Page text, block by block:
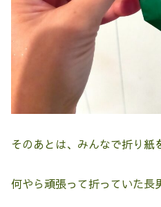
そのあとは、みんなで折り紙
何やら頑張って折っていた長